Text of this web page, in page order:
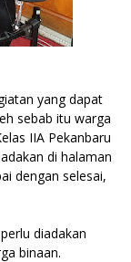
yang dapat
sebab itu warga
IIA Pekanbaru
di halaman
dengan selesai,
diadakan
binaan.